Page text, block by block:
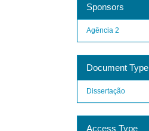
Sponsors
Agência 2
Document Type
Dissertação
Access Type